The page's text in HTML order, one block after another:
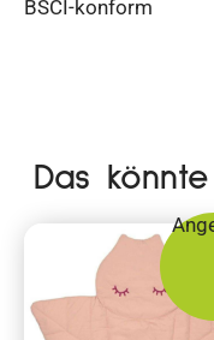
BSCI-konform
Das